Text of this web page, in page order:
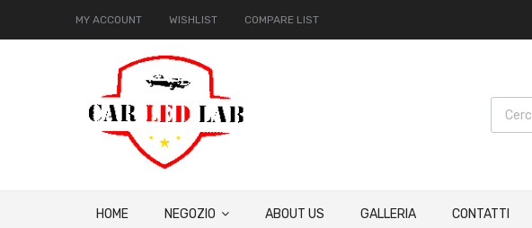
MY ACCOUNT WISHLIST COMPARE LIST
HOME NEGOZIO ABOUT US GALLERIA CONTATTI